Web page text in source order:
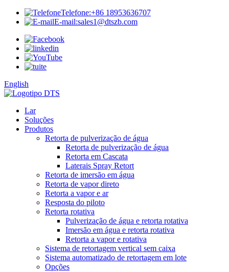
Telefone:+86 18953636707
E-mail:sales1@dtszb.com
English
Lar
Soluções
Produtos
Retorta de pulverização de água
Retorta de pulverização de água
Retorta em Cascata
Laterais Spray Retort
Retorta de imersão em água
Retorta de vapor direto
Retorta a vapor e ar
Resposta do piloto
Retorta rotativa
Pulverização de água e retorta rotativa
Imersão em água e retorta rotativa
Retorta a vapor e rotativa
Sistema de retortagem vertical sem caixa
Sistema automatizado de retortagem em lote
Opções